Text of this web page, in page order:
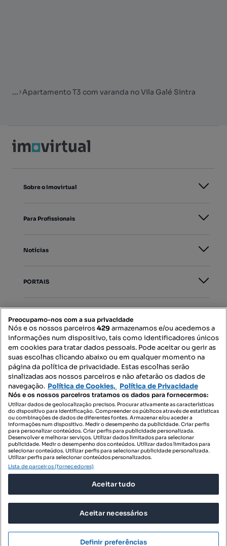
Mensagens
... Apartamento T3 com varanda no Vila Galé Sintra
Sobre o Imovirtual
Para Profissionais
Notícias
PORTAIS
Contacte-nos
SIGA-NOS:
DESCARREGAR NA:
© 2026 Imovirtual.com, OLX Portugal, S.A.
POLÍTICA DE PRIVACIDADE
Preocupamo-nos com a sua privacidade
Nós e os nossos parceiros429armazenamos e/ou acedemos a
informações num dispositivo, tais como identificadores únicos
em cookies para tratar dados pessoais. Pode aceitar ou gerir as
suas escolhas clicando abaixo ou em qualquer momento na
página da política de privacidade. Estas escolhas serão
sinalizadas aos nossos parceiros e não afetarão os dados de
navegação. Política de Cookies, Política de Privacidade
Nós e os nossos parceiros tratamos os dados para fornecermos:
Utilizar dados de geolocalização precisos. Procurar ativamente as características
do dispositivo para identificação. Compreender os públicos através de estatísticas
ou combinações de dados de diferentes fontes. Armazenar e/ou aceder a
informações num dispositivo. Medir o desempenho da publicidade. Criar perfis
para personalizar conteúdos. Criar perfis para publicidade personalizada.
Desenvolver e melhorar serviços. Utilizar dados limitados para selecionar
publicidade. Medir o desempenho dos conteúdos. Utilizar dados limitados para
selecionar conteúdos. Utilizar perfis para selecionar publicidade personalizada.
Utilizar perfis para selecionar conteúdos personalizados.
Lista de parceiros (fornecedores)
Aceitar tudo
Aceitar necessários
Definir preferências